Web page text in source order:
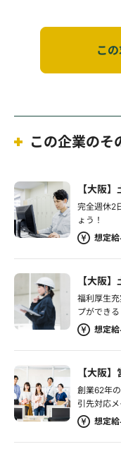
こ
この企業のそ
【大阪
完全週休2
ょう！
想定
【大阪
福利厚生
プができる
想定
【大阪】
創業62年
引先対応
想定